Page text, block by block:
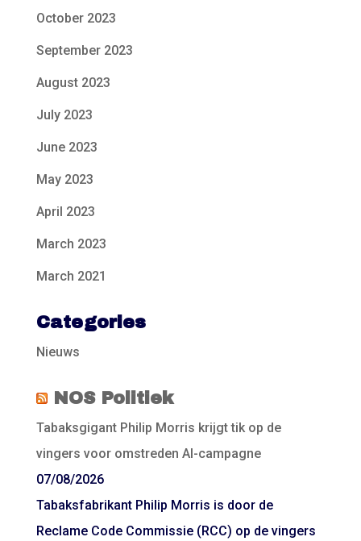
October 2023
September 2023
August 2023
July 2023
June 2023
May 2023
April 2023
March 2023
March 2021
Categories
Nieuws
NOS Politiek
Tabaksgigant Philip Morris krijgt tik op de
vingers voor omstreden AI-campagne
07/08/2026
Tabaksfabrikant Philip Morris is door de
Reclame Code Commissie (RCC) op de vingers